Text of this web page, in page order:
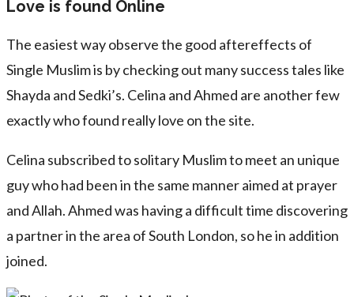
Love is found Online
The easiest way observe the good aftereffects of
Single Muslim is by checking out many success tales like
Shayda and Sedki’s. Celina and Ahmed are another few
exactly who found really love on the site.
Celina subscribed to solitary Muslim to meet an unique
guy who had been in the same manner aimed at prayer
and Allah. Ahmed was having a difficult time discovering
a partner in the area of South London, so he in addition
joined.